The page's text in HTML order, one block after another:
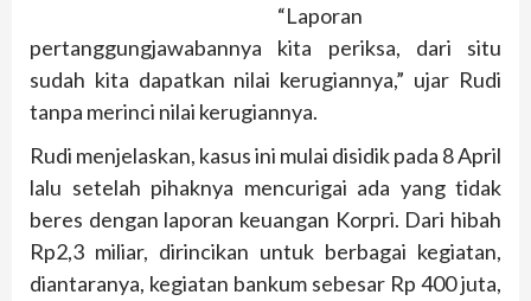
“Laporan
pertanggungjawabannya kita periksa, dari situ
sudah kita dapatkan nilai kerugiannya,” ujar Rudi
tanpa merinci nilai kerugiannya.
Rudi menjelaskan, kasus ini mulai disidik pada 8 April
lalu setelah pihaknya mencurigai ada yang tidak
beres dengan laporan keuangan Korpri. Dari hibah
Rp2,3 miliar, dirincikan untuk berbagai kegiatan,
diantaranya, kegiatan bankum sebesar Rp 400 juta,